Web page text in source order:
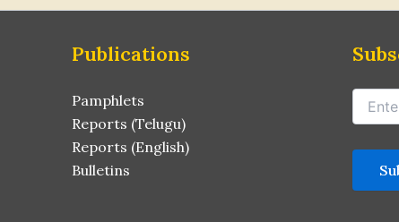
Publications
Pamphlets
Reports (Telugu)
Reports (English)
Bulletins